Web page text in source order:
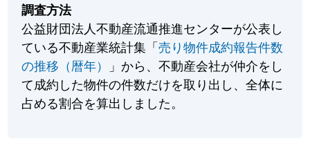
調査方法
公益財団法人不動産流通推進センターが公表し
ている不動産業統計集「売り物件成約報告件数
の推移（暦年）
」から、不動産会社が仲介をし
て成約した物件の件数だけを取り出し、全体に
占める割合を算出しました。